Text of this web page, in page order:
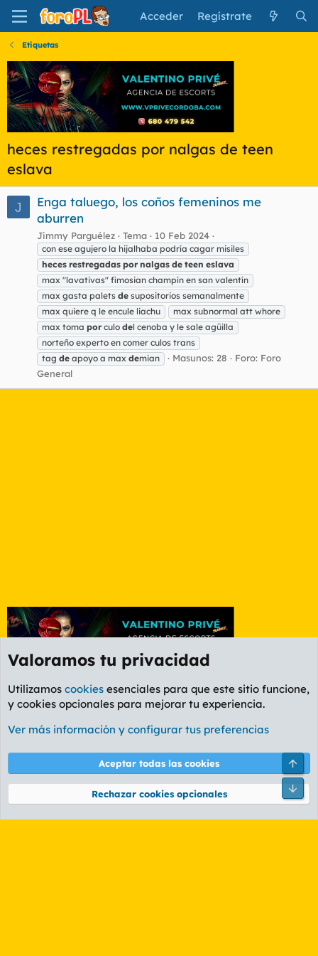
Acceder Regístrate
Etiquetas
heces restregadas por nalgas de teen
eslava
J
Enga taluego, los coños femeninos me
aburren
Jimmy Parguélez Tema 10 Feb 2024
con ese agujero la hijalhaba podría cagar misiles
heces restregadas por nalgas de teen eslava
max "lavativas" fimosian champín en san valentín
max gasta palets de supositorios semanalmente
max quiere q le encule liachu
max subnormal att whore
max toma por culo del cenoba y le sale agüilla
norteño experto en comer culos trans
tag de apoyo a max demian Masunos: 28 Foro: Foro
General
Etiquetas
Cookies
PL OLDSTYLE AMARILLO
Términos y reglas Política de privacidad Ayuda
Community platform by XenForo® © 2010-2026 XenForo Ltd.
Valoramos tu privacidad
Utilizamos cookies esenciales para que este sitio funcione,
y cookies opcionales para mejorar tu experiencia.
Ver más información y configurar tus preferencias
Aceptar todas las cookies
Rechazar cookies opcionales
Pie